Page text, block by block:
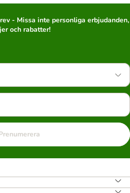
- Missa inte personliga erbjudanden,
och rabatter!